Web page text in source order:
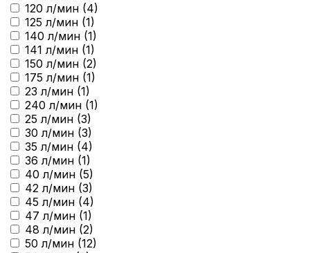
120 л/мин (4)
125 л/мин (1)
140 л/мин (1)
141 л/мин (1)
150 л/мин (2)
175 л/мин (1)
23 л/мин (1)
240 л/мин (1)
25 л/мин (3)
30 л/мин (3)
35 л/мин (4)
36 л/мин (1)
40 л/мин (5)
42 л/мин (3)
45 л/мин (4)
47 л/мин (1)
48 л/мин (2)
50 л/мин (12)